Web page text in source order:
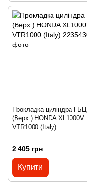
Прокладка циліндра ГБЦ
(Верх.) HONDA XL1000V |
VTR1000 (Italy)
2 405 грн
Купити